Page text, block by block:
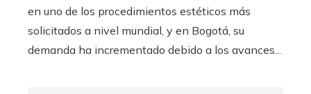
en uno de los procedimientos estéticos más
solicitados a nivel mundial, y en Bogotá, su
demanda ha incrementado debido a los avances...